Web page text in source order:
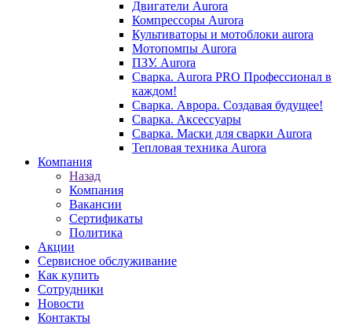
Двигатели Aurora
Компрессоры Aurora
Культиваторы и мотоблоки aurora
Мотопомпы Aurora
ПЗУ. Aurora
Сварка. Aurora PRO Профессионал в
каждом!
Сварка. Аврора. Создавая будущее!
Сварка. Аксессуары
Сварка. Маски для сварки Aurora
Тепловая техника Aurora
Компания
Назад
Компания
Вакансии
Сертификаты
Политика
Акции
Сервисное обслуживание
Как купить
Сотрудники
Новости
Контакты